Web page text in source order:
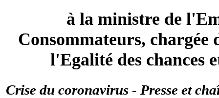
à la ministre de
Consommateurs,
l'Egalité des chances
Crise du coronavirus - Presse et